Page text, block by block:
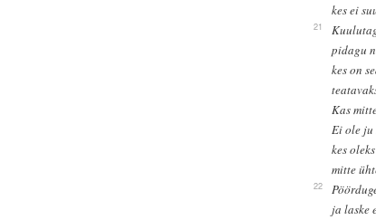
kes ei
21
pidagu
kes on
Kas
Ei ole ju
kes
mitte
22
ja laske